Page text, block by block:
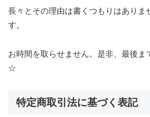
長々とその理由は書くつもりはありま
す。
お時間を取らせません。是非、最後ま
☆
特定商取引法に基づく表記